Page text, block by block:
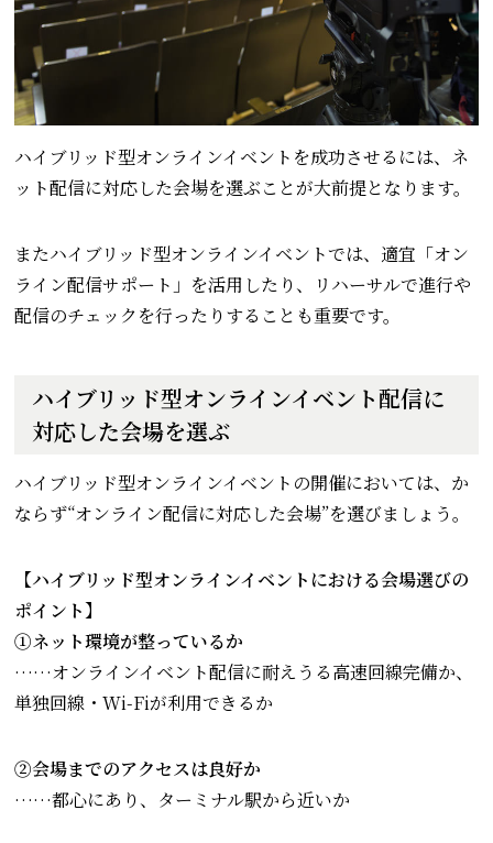
ハイブリッド型オンラインイベントを成功させるには、ネ
ット配信に対応した会場を選ぶことが大前提となります。
またハイブリッド型オンラインイベントでは、適宜「オン
ライン配信サポート」を活用したり、リハーサルで進行や
配信のチェックを行ったりすることも重要です。
ハイブリッド型オンラインイベント配信に
対応した会場を選ぶ
ハイブリッド型オンラインイベントの開催においては、か
ならず“オンライン配信に対応した会場”を選びましょう。
【ハイブリッド型オンラインイベントにおける会場選びの
ポイント】
①ネット環境が整っているか
……オンラインイベント配信に耐えうる高速回線完備か、
単独回線・Wi-Fiが利用できるか
②会場までのアクセスは良好か
……都心にあり、ターミナル駅から近いか